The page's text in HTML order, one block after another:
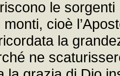
le
cioè
la
ne